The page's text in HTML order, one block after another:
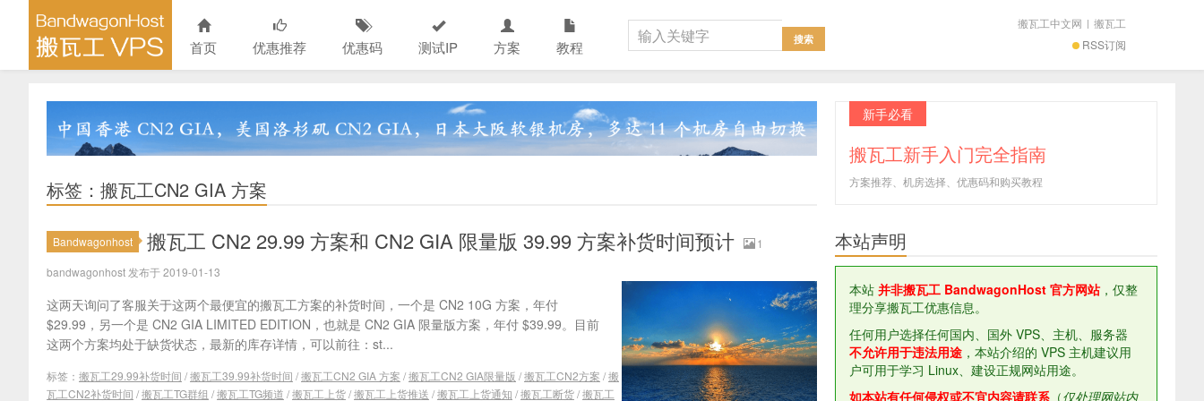
首页 优惠推荐 优惠码 测试IP 方案 教程 RSS订阅
搬瓦工中文网 | 搬瓦工
标签：搬瓦工CN2 GIA 方案
Bandwagonhost 搬瓦工 CN2 29.99 方案和 CN2 GIA 限量版 39.99 方案补货时间预计
1
bandwagonhost 发布于 2019-01-13
这两天询问了客服关于这两个最便宜的搬瓦工方案的补货时间，一个是 CN2 10G 方案，年付
$29.99，另一个是 CN2 GIA LIMITED EDITION，也就是 CN2 GIA 限量版方案，年付 $39.99。目前
这两个方案均处于缺货状态，最新的库存详情，可以前往：st...
标签： 搬瓦工29.99补货时间 /搬瓦工39.99补货时间 /搬瓦工CN2 GIA 方案 /搬瓦工CN2 GIA限量版 /搬瓦工CN2方案 /搬
瓦工CN2补货时间 /搬瓦工TG群组 /搬瓦工TG频道 /搬瓦工上货/搬瓦工上货推送 /搬瓦工上货通知 /搬瓦工断货/搬瓦工
新手必看
搬瓦工新手入门完全指南
方案推荐、机房选择、优惠码和购买教程
本站声明
本站 并非搬瓦工 BandwagonHost 官方网站，仅整
理分享搬瓦工优惠信息。
任何用户选择任何国内、国外 VPS、主机、服务器
不允许用于违法用途 ，本站介绍的 VPS 主机建议用
户可用于学习 Linux、建设正规网站用途。
如本站有任何侵权或不宜内容请联系 （仅处理网站内